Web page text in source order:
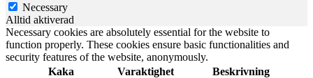
Necessary
Alltid aktiverad
Necessary cookies are absolutely essential for the website to
function properly. These cookies ensure basic functionalities and
security features of the website, anonymously.
Kaka
Varaktighet Beskrivning